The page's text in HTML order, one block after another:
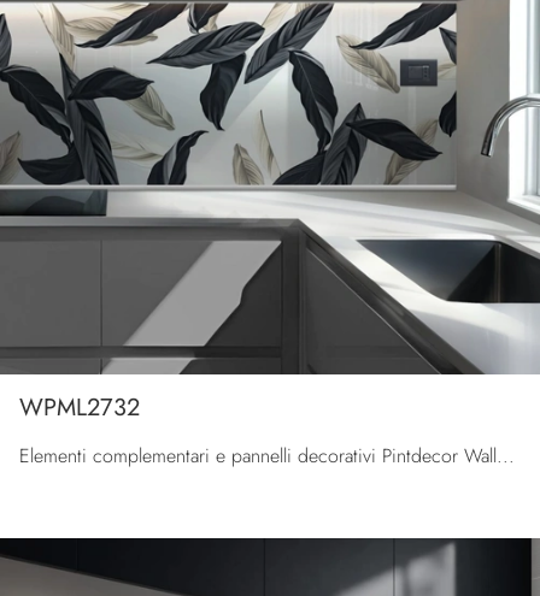
WPML2732
Elementi complementari e pannelli decorativi Pintdecor Wallpanel: scopri come completare i tuoi locali moderni con il modello WPML2732.